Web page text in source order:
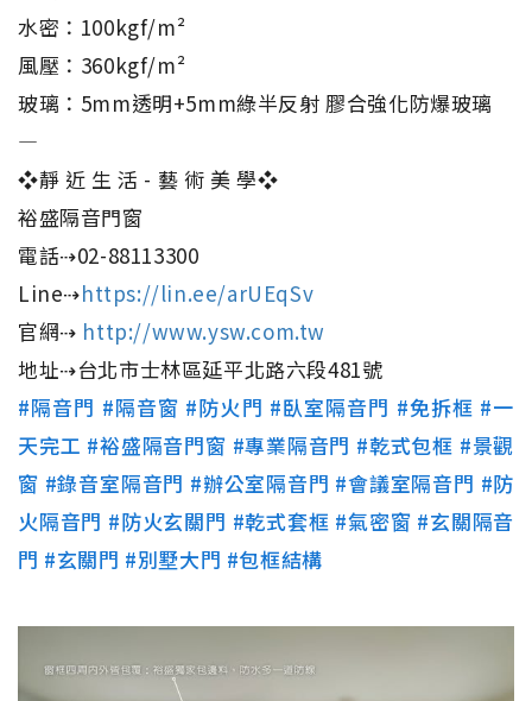
水密：100kgf/m²
風壓：360kgf/m²
玻璃：5mm透明+5mm綠半反射 膠合強化防爆玻璃
—
❖靜 近 生 活 - 藝 術 美 學❖
裕盛隔音門窗
電話⇢02-88113300
Line⇢https://lin.ee/arUEqSv
官網⇢ http://www.ysw.com.tw
地址⇢台北市士林區延平北路六段481號
#隔音門 #隔音窗 #防火門 #臥室隔音門 #免拆框 #一
天完工 #裕盛隔音門窗 #專業隔音門 #乾式包框 #景觀
窗 #錄音室隔音門 #辦公室隔音門 #會議室隔音門 #防
火隔音門 #防火玄關門 #乾式套框 #氣密窗 #玄關隔音
門 #玄關門 #別墅大門 #包框結構